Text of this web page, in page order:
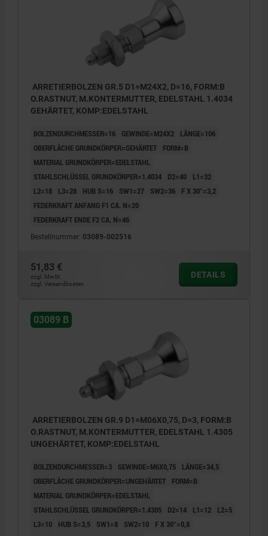
ARRETIERBOLZEN GR.5 D1=M24X2, D=16, FORM:B
O.RASTNUT, M.KONTERMUTTER, EDELSTAHL 1.4034
GEHÄRTET, KOMP:EDELSTAHL
BOLZENDURCHMESSER=16 GEWINDE=M24X2
LÄNGE=106
OBERFLÄCHE GRUNDKÖRPER=GEHÄRTET
FORM=B
MATERIAL GRUNDKÖRPER=EDELSTAHL
STAHLSCHLÜSSEL GRUNDKÖRPER=1.4034
D2=40
L1=32
L2=18
L3=28 HUB S=16 SW1=27 SW2=36
F X 30°=3,2
FEDERKRAFT ANFANG F1 CA. N=20
FEDERKRAFT ENDE F2 CA. N=46
Bestellnummer: 03089-002516
51,83 €
zzgl. MwSt.
zzgl. Versandkosten
DETAILS
03089 B
ARRETIERBOLZEN GR.9 D1=M06X0,75, D=3, FORM:B
O.RASTNUT, M.KONTERMUTTER, EDELSTAHL 1.4305
UNGEHÄRTET, KOMP:EDELSTAHL
BOLZENDURCHMESSER=3 GEWINDE=M6X0,75
LÄNGE=34,5
OBERFLÄCHE GRUNDKÖRPER=UNGEHÄRTET
FORM=B
MATERIAL GRUNDKÖRPER=EDELSTAHL
STAHLSCHLÜSSEL GRUNDKÖRPER=1.4305
D2=14 L1=12
L2=5
L3=10
HUB S=3,5 SW1=8 SW2=10
F X 30°=0,8